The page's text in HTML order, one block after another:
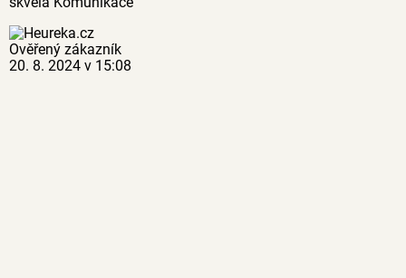
Ověřený zákazník
20. 8. 2024 v 15:08